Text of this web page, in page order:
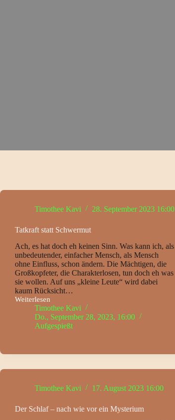
Timothee Kavi 28. September 2023 16:00
Tatkraft statt Schwermut
Ach, es hat doch eh keinen Sinn. Was kann ich, als
unbedeutender, einfacher Mensch, als Mensch
ohne Einfluss, schon ändern. Die Mächtigen, die
Großkopfeter, die Charakterlosen, tun doch eh was
sie wollen. Auf uns „kleine Leute“ wird dabei
kaum Rücksicht…
Weiterlesen
Tatkraft
Schwermut
Timothee Kavi
Do., September 28, 2023, 16:00
Aufgespießt
Timothee Kavi 17. August 2023 16:00
Der Schlaf – nach wie vor ein Mysterium